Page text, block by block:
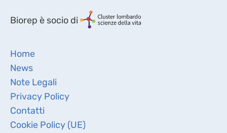
Biorep è socio di
Home
News
Note Legali
Privacy Policy
Contatti
Cookie Policy (UE)